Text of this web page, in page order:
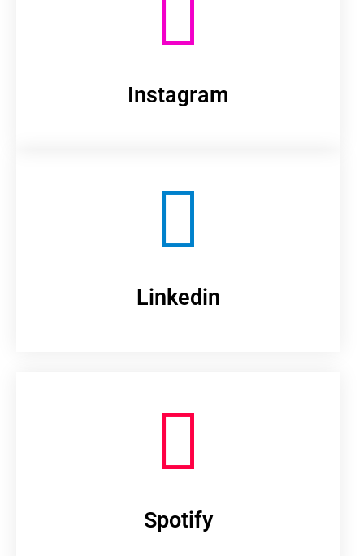
Instagram
Linkedin
Spotify